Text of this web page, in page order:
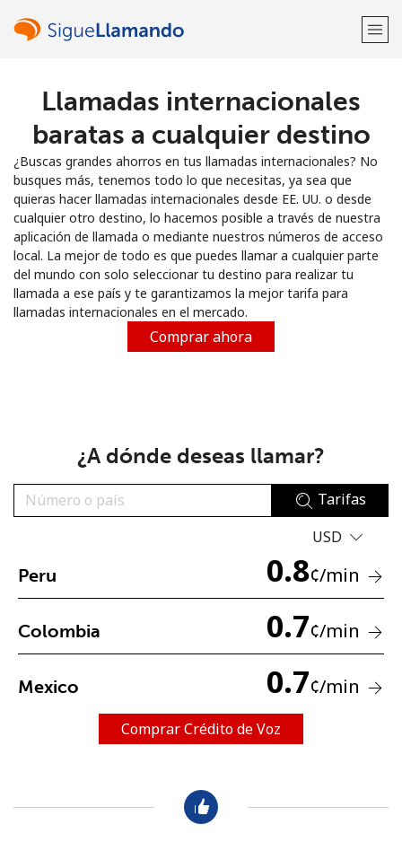
¡Bienvenido!
¿Ya tienes una cuenta?
Regístrate con
o
No se ha creado una contraseña
Mínimo 8 caracteres
Un caracter especial
Al abrir una cuenta en este sitio web, estoy de acuerdo con
Llamadas internacionales
baratas a cualquier destino
¿Buscas grandes ahorros en tus llamadas internacionales? No
busques más, tenemos todo lo que necesitas, ya sea que
quieras hacer llamadas internacionales desde EE. UU. o desde
cualquier otro destino, lo hacemos posible a través de nuestra
aplicación de llamada o mediante nuestros números de acceso
local. La mejor de todo es que puedes llamar a cualquier parte
del mundo con solo seleccionar tu destino para realizar tu
llamada a ese país y te garantizamos la mejor tarifa para
llamadas internacionales en el mercado.
Comprar ahora
¿A dónde deseas llamar?
Tarifas
USD
Peru 0.8¢/min
Colombia 0.7¢/min
Mexico 0.7¢/min
Comprar Crédito de Voz